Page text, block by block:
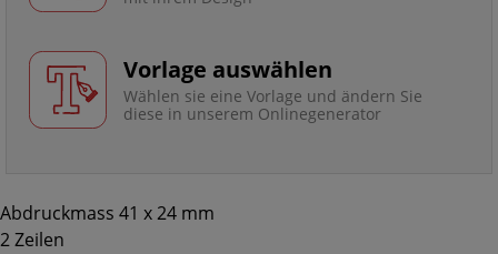
Vorlage auswählen
Wählen sie eine Vorlage und ändern Sie
diese in unserem Onlinegenerator
Abdruckmass 41 x 24 mm
2 Zeilen